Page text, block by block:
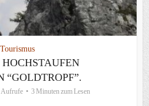
Tourismus
“GOLDTROPF”.
Aufrufe 3 Minuten zum Lesen